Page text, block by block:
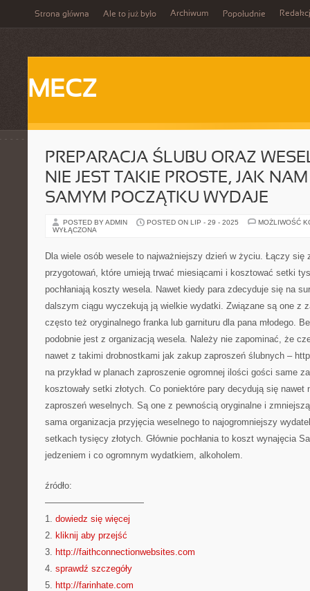
Strona główna Ale to już było Archiwum Popołudnie
MECZ
PREPARACJA ŚLUBU ORAZ
NIE JEST TAKIE PROSTE, JAK
SAMYM POCZĄTKU WYDAJE
POSTED BY ADMIN POSTED ON LIP - 29 - 2025
MOŻLIWOŚĆ
WYŁĄCZONA
Dla wiele osób wesele to najważniejszy dzień w życiu. Łączy się
przygotowań, które umieją trwać miesiącami i kosztować setki
pochłaniają koszty wesela. Nawet kiedy para zdecyduje się na
dalszym ciągu wyczekują ją wielkie wydatki. Związane są one z
często też oryginalnego franka lub garnituru dla pana młodego.
podobnie jest z organizacją wesela. Należy nie zapominać, że
nawet z takimi drobnostkami jak zakup zaproszeń ślubnych –
na przykład w planach zaproszenie ogromnej ilości gości same
kosztowały setki złotych. Co poniektóre pary decydują się nawet
zaproszeń weselnych. Są one z pewnością oryginalne i
sama organizacja przyjęcia weselnego to najogromniejszy
setkach tysięcy złotych. Głównie pochłania to koszt wynajęcia
jedzeniem i co ogromnym wydatkiem, alkoholem.
źródło:
———————————
1. dowiedz się więcej
2. kliknij aby przejść
3. http://faithconnectionwebsites.com
4. sprawdź szczegóły
5. http://farinhate.com